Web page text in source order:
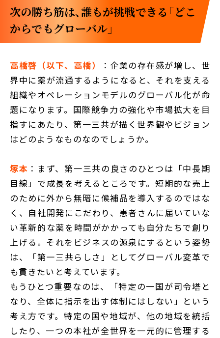
次の勝ち筋は、誰もが挑戦できる「どこ
からでもグローバル」
高橋啓（以下、高橋）
：企業の存在感が増し、世
界中に薬が流通するようになると、それを支える
組織やオペレーションモデルのグローバル化が命
題になります。国際競争力の強化や市場拡大を目
指すにあたり、第一三共が描く世界観やビジョン
はどのようなものなのでしょうか。
塚本 ：まず、第一三共の良さのひとつは「中長期
目線」で成長を考えるところです。短期的な売上
のために外から無暗に候補品を導入するのではな
く、自社開発にこだわり、患者さんに届いていな
い革新的な薬を時間がかかっても自分たちで創り
上げる。それをビジネスの源泉にするという姿勢
は、「第一三共らしさ」としてグローバル変革で
も貫きたいと考えています。
もうひとつ重要なのは、「特定の一国が司令塔と
なり、全体に指示を出す体制にはしない」という
考え方です。特定の国や地域が、他の地域を統括
したり、一つの本社が全世界を一元的に管理する